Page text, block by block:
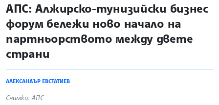
site.bta
АПС: Алжирско-тунизийски бизнес
форум бележи ново начало на
партньорството между двете
страни
АЛЕКСАНДЪР ЕВСТАТИЕВ
Снимка: АПС